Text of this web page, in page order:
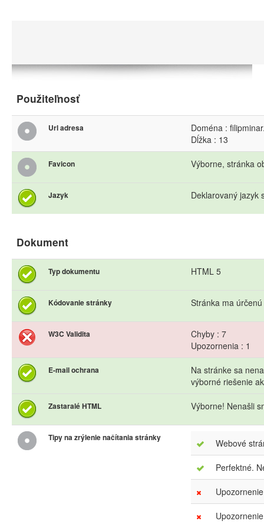
Použiteľnosť
Url adresa
Doména :
Dĺžka : 13
Favicon Výborne, stránka
Jazyk Deklarovaný jazyk
Dokument
Typ dokumentu HTML 5
Kódovanie stránky Stránka ma
W3C Validita
Chyby : 7
Upozornenia : 1
E-mail ochrana
Na stránke sa
výborné riešenie
Zastaralé HTML Výborne! Nenašli
Tipy na zrýlenie načítania stránky Webové
Perfektné.